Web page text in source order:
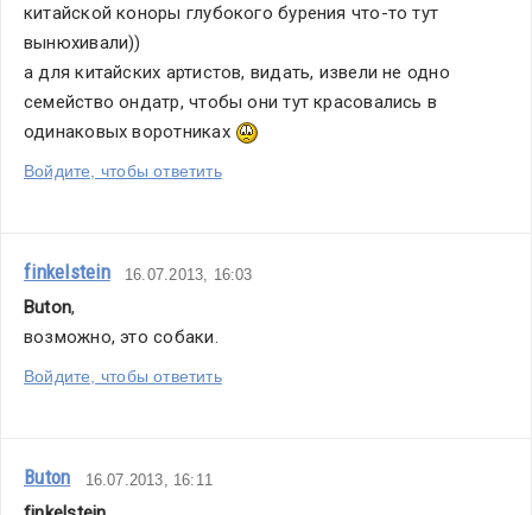
китайской коноры глубокого бурения что-то тут
вынюхивали))
а для китайских артистов, видать, извели не одно
семейство ондатр, чтобы они тут красовались в
одинаковых воротниках
Войдите, чтобы ответить
finkelstein 16.07.2013, 16:03
Buton,
возможно, это собаки.
Войдите, чтобы ответить
Buton 16.07.2013, 16:11